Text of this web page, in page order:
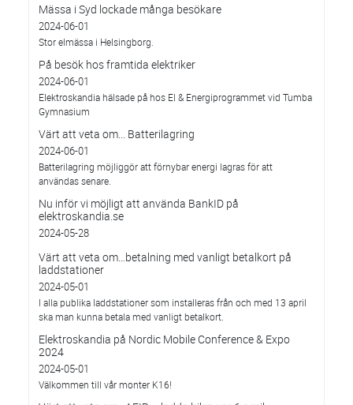
Mässa i Syd lockade många besökare
2024-06-01
Stor elmässa i Helsingborg.
På besök hos framtida elektriker
2024-06-01
Elektroskandia hälsade på hos El & Energiprogrammet vid Tumba
Gymnasium
Värt att veta om... Batterilagring
2024-06-01
Batterilagring möjliggör att förnybar energi lagras för att
användas senare.
Nu inför vi möjligt att använda BankID på
elektroskandia.se
2024-05-28
Värt att veta om…betalning med vanligt betalkort på
laddstationer
2024-05-01
I alla publika laddstationer som installeras från och med 13 april
ska man kunna betala med vanligt betalkort.
Elektroskandia på Nordic Mobile Conference & Expo
2024
2024-05-01
Välkommen till vår monter K16!